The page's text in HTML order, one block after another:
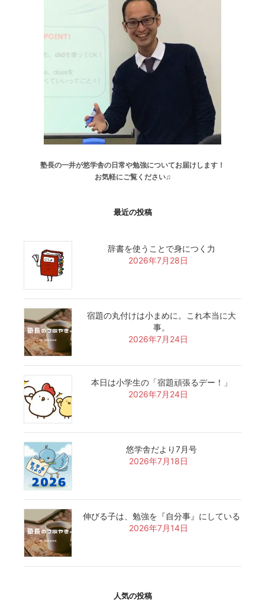
塾長の一井が悠学舎の日常や勉強についてお届けします！
お気軽にご覧ください♫
最近の投稿
辞書を使うことで身につく力
2026年7月28日
宿題の丸付けは小まめに。これ本当に大
事。
2026年7月24日
本日は小学生の「宿題頑張るデー！」
2026年7月24日
悠学舎だより7月号
2026年7月18日
伸びる子は、勉強を『自分事』にしている
2026年7月14日
人気の投稿